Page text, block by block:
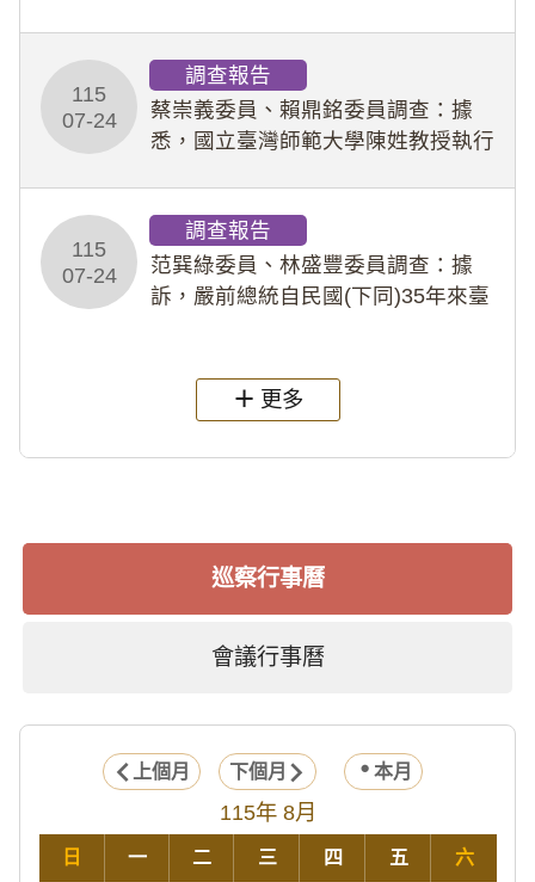
行拍攝特定樣態性影像並以手機傳送
劉師。該生因畏懼成
115
07-24
調查報告
蔡崇義委員、賴鼎銘委員調查：據
悉，國立臺灣師範大學陳姓教授執行
術倫理等情案調查報告。(115教調
31)
115
07-24
調查報告
范巽綠委員、林盛豐委員調查：據
訴，嚴前總統自民國(下同)35年來臺
過世後，總統府於89年間函請其家屬
繼續留住
更多
巡察行事曆
會議行事曆
上個月 下個月 本月
115年 8月
日 一 二 三 四 五 六